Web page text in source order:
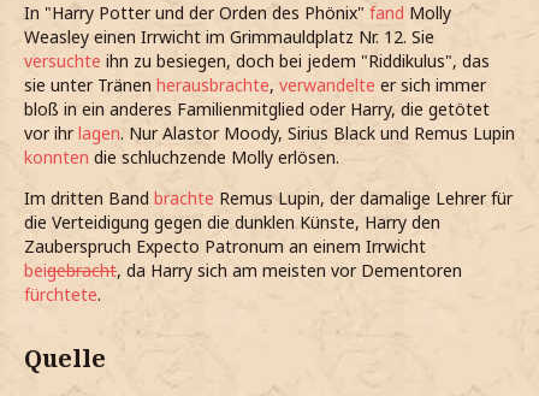
In "Harry Potter und der Orden des Phönix" fand Molly
Weasley einen Irrwicht im Grimmauldplatz Nr. 12. Sie
versuchte ihn zu besiegen, doch bei jedem "Riddikulus", das
sie unter Tränen herausbrachte, verwandelte er sich immer
bloß in ein anderes Familienmitglied oder Harry, die getötet
vor ihrlagen. Nur Alastor Moody, Sirius Black und Remus Lupin
konnten die schluchzende Molly erlösen.
Im dritten Band brachte Remus Lupin, der damalige Lehrer für
die Verteidigung gegen die dunklen Künste, Harry den
Zauberspruch Expecto Patronum an einem Irrwicht
beigebracht, da Harry sich am meisten vor Dementoren
fürchtete.
Quelle